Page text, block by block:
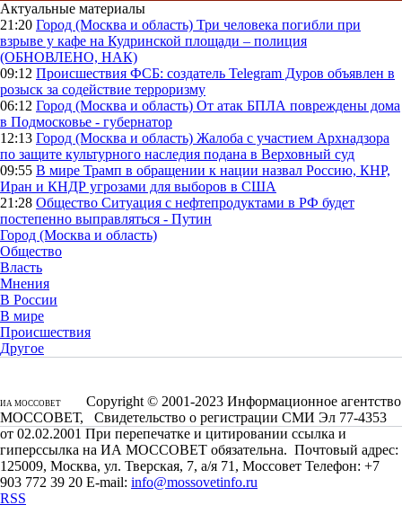
Актуальные материалы
21:20 Город (Москва и область) Три человека погибли при
взрыве у кафе на Кудринской площади – полиция
(ОБНОВЛЕНО, НАК)
09:12 Происшествия ФСБ: создатель Telegram Дуров объявлен в
розыск за содействие терроризму
06:12 Город (Москва и область) От атак БПЛА повреждены дома
в Подмосковье - губернатор
12:13 Город (Москва и область) Жалоба с участием Архнадзора
по защите культурного наследия подана в Верховный суд
09:55 В мире Трамп в обращении к нации назвал Россию, КНР,
Иран и КНДР угрозами для выборов в США
21:28 Общество Ситуация с нефтепродуктами в РФ будет
постепенно выправляться - Путин
Город (Москва и область)
Общество
Власть
Мнения
В России
В мире
Происшествия
Другое
ИА МОССОВЕТ
Copyright © 2001-2023 Информационное агентство
МОССОВЕТ, Свидетельство о регистрации СМИ Эл 77-4353
от 02.02.2001 При перепечатке и цитировании ссылка и
гиперссылка на ИА МОССОВЕТ обязательна. Почтовый адрес:
125009, Москва, ул. Тверская, 7, а/я 71, Моссовет Телефон: +7
903 772 39 20 E-mail: info@mossovetinfo.ru
RSS